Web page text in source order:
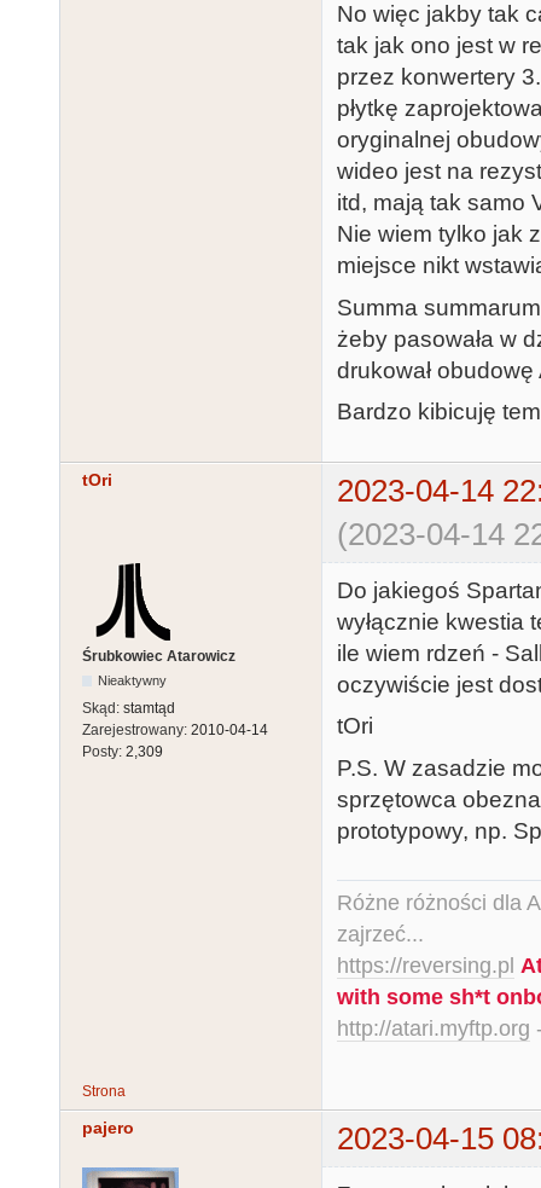
No więc jakby tak
tak jak ono jest w
przez konwertery
płytkę
oryginalnej
wideo jest na
itd, mają tak samo
Nie wiem tylko jak
miejsce nikt
Summa
żeby pasowała w
drukował
Bardzo kibicuję
tOri
2023-04-14
(2023-04-14
Śrubkowiec Atarowicz
Nieaktywny
Skąd: stamtąd
Zarejestrowany: 2010-04-14
Posty: 2,309
Do jakiegoś
wyłącznie kwestia
ile wiem rdzeń -
oczywiście jest
tOri
P.S. W zasadzie
sprzętowca
prototypowy, np.
Różne różności dla
zajrzeć...
https://reversing.pl
with some sh*t
http://atari.myftp.org
Strona
pajero 2023-04-15